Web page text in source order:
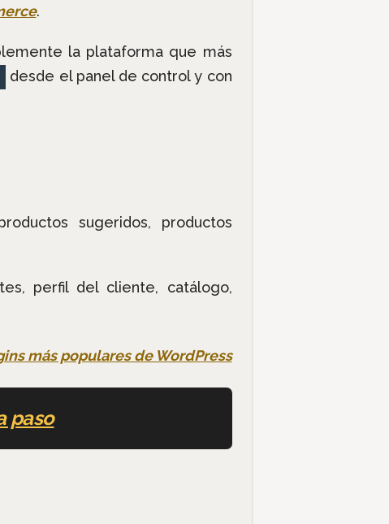
.
la plataforma que más
desde el panel de control y con
sugeridos, productos
perfil del cliente, catálogo,
más populares de WordPress
paso